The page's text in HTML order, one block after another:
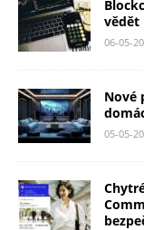
vědět
06-05-
Nové
05-05-